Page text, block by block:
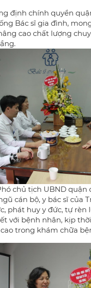
định chính quyền
Bác sĩ gia đình,
cao chất lượng
chủ tịch UBND quận
cán bộ, y bác sĩ của
phát huy y đức, tự rèn
với bệnh nhân, kịp
trong khám chữa